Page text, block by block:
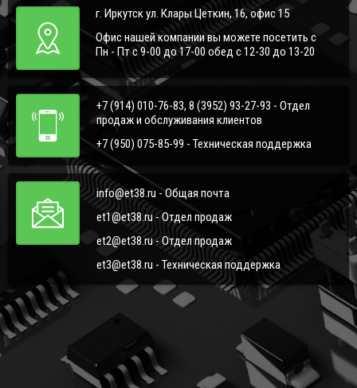
г. Иркутск ул. Клары Цеткин, 16, офис 15
Офис нашей компании вы можете посетить с
Пн - Пт с 9-00 до 17-00 обед с 12-30 до 13-20
+7 (914) 010-76-83, 8 (3952) 93-27-93 - Отдел
продаж и обслуживания клиентов
+7 (950) 075-85-99 - Техническая поддержка
info@et38.ru - Общая почта
et1@et38.ru - Отдел продаж
et2@et38.ru - Отдел продаж
et3@et38.ru - Техническая поддержка